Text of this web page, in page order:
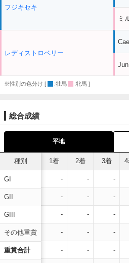
フジキセキ
レディストロベリー
ミ
※性別の色分け [ :牡馬 :牝馬 ]
総合成績
平地
種別
GI
GII
GIII
その他重賞
重賞合計
1着 2着 3着 4
- - -
- - -
- - -
- - -
- - -